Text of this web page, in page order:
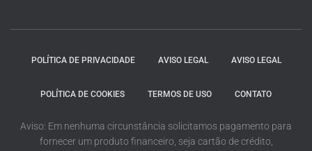
POLÍTICA DE PRIVACIDADE AVISO LEGAL AVISO LEGAL
POLÍTICA DE COOKIES TERMOS DE USO CONTATO
Aviso: Em nenhuma circunstância solicitamos pagamento para
fornecer um produto financeiro, seja cartão de crédito,